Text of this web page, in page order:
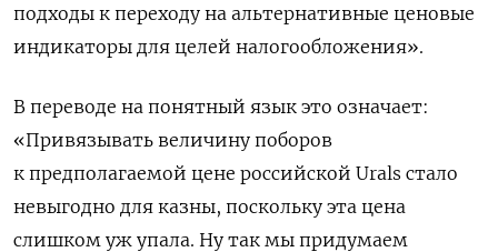
подходы к переходу на альтернативные ценовые
индикаторы для целей налогообложения».
В переводе на понятный язык это означает:
«Привязывать величину поборов
к предполагаемой цене российской Urals стало
невыгодно для казны, поскольку эта цена
слишком уж упала. Ну так мы придумаем